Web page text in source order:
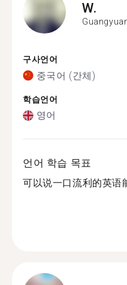
W.
구사언어
중국어 (간체)
학습언어
영어
언어 학습 목표
可以说一口流利的英语